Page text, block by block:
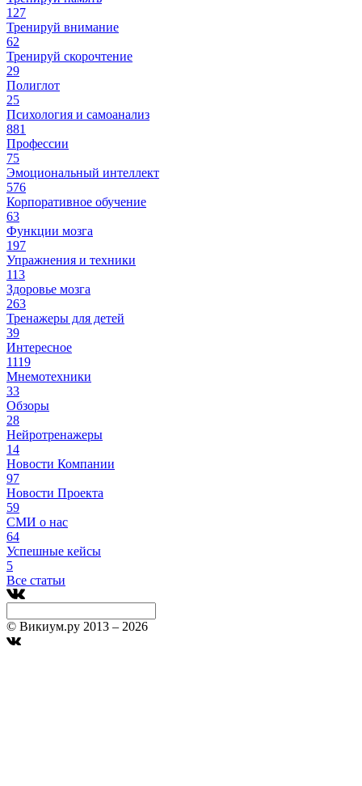
127
Тренируй внимание
62
Тренируй скорочтение
29
Полиглот
25
Психология и самоанализ
881
Профессии
75
Эмоциональный интеллект
576
Корпоративное обучение
63
Функции мозга
197
Упражнения и техники
113
Здоровье мозга
263
Тренажеры для детей
39
Интересное
1119
Мнемотехники
33
Обзоры
28
Нейротренажеры
14
Новости Компании
97
Новости Проекта
59
СМИ о нас
64
Успешные кейсы
5
Все статьи
© Викиум.ру 2013 – 2026